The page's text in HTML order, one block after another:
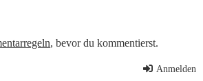
, bevor du kommentierst.
Anmelden